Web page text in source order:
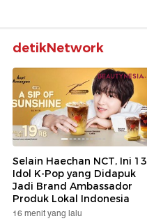
detikNetwork
Selain Haechan NCT, Ini 13
Idol K-Pop yang Didapuk
Jadi Brand Ambassador
Produk Lokal Indonesia
16 menit yang lalu